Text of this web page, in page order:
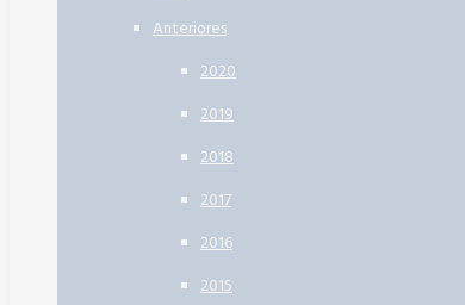
Anteriores
2020
2019
2018
2017
2016
2015